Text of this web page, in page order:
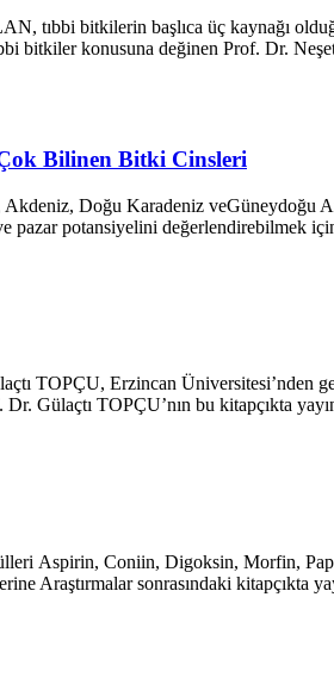
tıbbi bitkilerin başlıca üç kaynağı
bitkiler konusuna değinen Prof. Dr.
Bilinen Bitki Cinsleri
Doğu Karadeniz veGüneydoğu
pazar potansiyelini değerlendirebilmek
TOPÇU, Erzincan Üniversitesi’nden
Gülaçtı TOPÇU’nın bu kitapçıkta
Aspirin, Coniin, Digoksin, Morfin,
Araştırmalar sonrasındaki kitapçıkta